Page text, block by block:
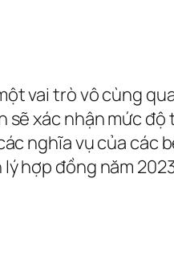
vai trò vô cùng
sẽ xác nhận mức
nghĩa vụ của các
hợp đồng năm